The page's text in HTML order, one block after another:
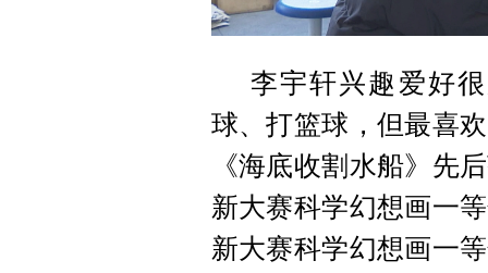
李宇轩兴趣爱好
球、打篮球，但最喜
《海底收割水船》先
新大赛科学幻想画一
新大赛科学幻想画一